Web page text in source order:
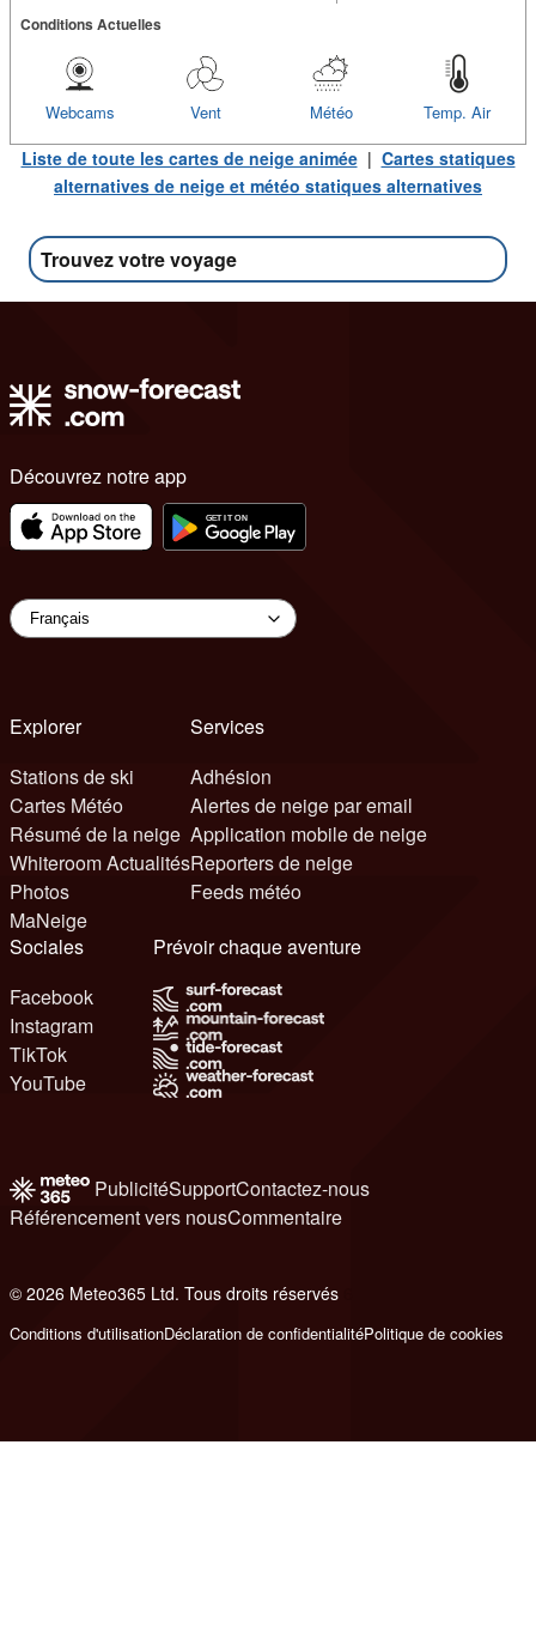
Conditions Actuelles
Temp. Air
Météo
Vent
Webcams
Liste de toute les cartes de neige animée| Cartes statiques
alternatives de neige et météo statiques alternatives
Trouvez votre voyage
Découvrez notre app
Explorer
Stations de ski
Cartes Météo
Résumé de la neige
Whiteroom Actualités
Photos
MaNeige
Services
Adhésion
Alertes de neige par email
Application mobile de neige
Reporters de neige
Feeds météo
Sociales
Facebook
Instagram
TikTok
YouTube
Prévoir chaque aventure
PublicitéSupportContactez-nous
Référencement vers nousCommentaire
© 2026 Meteo365 Ltd. Tous droits réservés
Conditions d'utilisationDéclaration de confidentialitéPolitique de cookies